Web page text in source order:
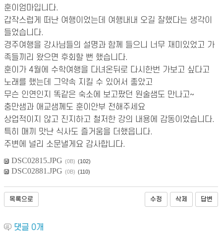
훈이엄마입니다.
갑작스럽게 떠난 여행이었는데 여행내내 오길 잘했다는 생각이
들었습니다.
경주여행을 강사님들의 설명과 함께 들으니 너무 재미있었고 가
족들끼리 왔으면 후회할 뻔 했습니다.
훈이가 4월에 수학여행을 다녀온뒤로 다시한번 가보고 싶다고
노래를 했는데 그약속 지킬 수 있어서 좋았고
무슨 인연인지 똑같은 숙소에 보고팠던 원술샘도 만나고~
충만샘과 애교샘께도 훈이안부 전해주세요
상업적이지 않고 진지하고 철저한 강의 내용에 감동이었습니다.
특히 매끼 맛난 식사도 즐거움을 더했읍니다.
주변에 널리 소문낼게요 감사합니다.
DSC02815.JPG (0B) (102)
DSC02881.JPG (0B) (110)
목록으로 수정 삭제 답변
댓글 0개